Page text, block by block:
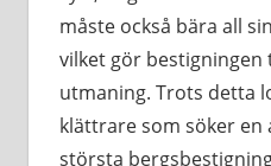
måste också bära all
vilket gör bestigningen
utmaning. Trots detta
klättrare som söker en
största